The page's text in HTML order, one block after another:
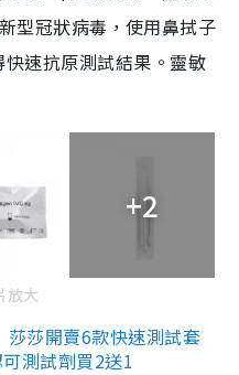
型冠狀病毒，使用鼻拭子
速抗原測試結果。靈敏
+2
放大
莎莎開賣6款快速測試套
測試劑買2送1